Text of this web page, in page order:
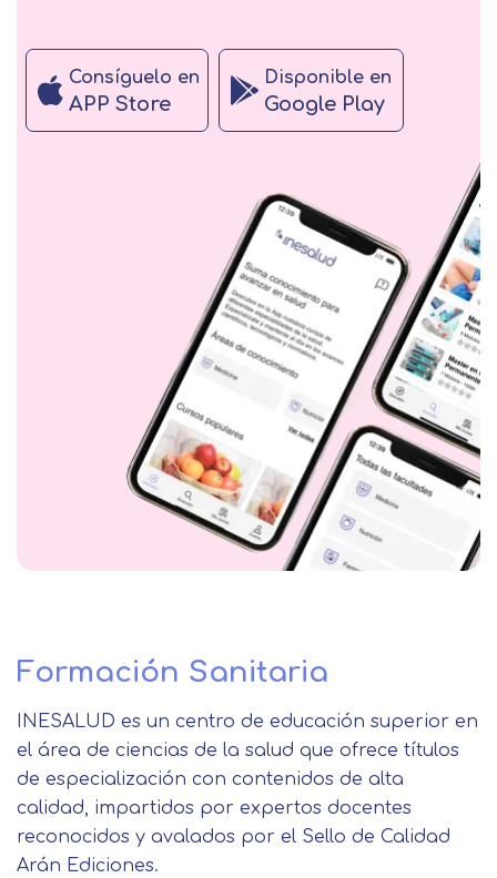
Consíguelo en
APP Store
Disponible en
Google Play
Formación Sanitaria
INESALUD es un centro de educación superior en
el área de ciencias de la salud que ofrece títulos
de especialización con contenidos de alta
calidad, impartidos por expertos docentes
reconocidos y avalados por el Sello de Calidad
Arán Ediciones.